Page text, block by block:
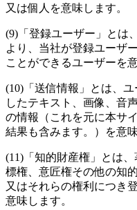
又は個人を意味します。
(9) 「登録ユーザー」とは
より、当社が登録ユーザ
ことができるユーザーを
(10) 「送信情報」とは、
したテキスト、画像、音
の情報（これを元に本サ
結果も含みます。）を意味
(11) 「知的財産権」とは
標権、意匠権その他の知
又はそれらの権利につき
意味します。